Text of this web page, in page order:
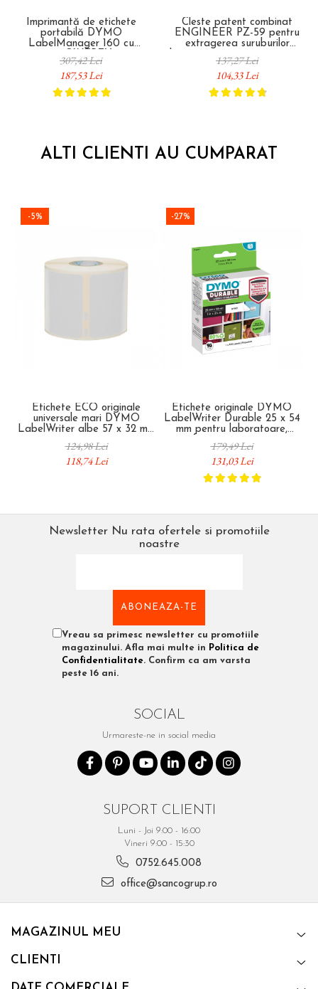
Imprimantă de etichete
portabilă DYMO
LabelManager 160 cu
tastatură QWERTY pentru
organizare și identificare acasă
și la birou 2174612
307,42 Lei
187,53 Lei
Cleste patent combinat
ENGINEER PZ-59 pentru
extragerea suruburilor
deteriorate si gripate 200 mm
Fabricat in Japonia
137,27 Lei
104,33 Lei
ALTI CLIENTI AU CUMPARAT
-5%
Etichete ECO originale
universale mari DYMO
LabelWriter albe 57 x 32 mm
identificare S0722540
124,98 Lei
118,74 Lei
-27%
Etichete originale DYMO
LabelWriter Durable 25 x 54
mm pentru laboratoare,
identificare industriala
2112283
179,49 Lei
131,03 Lei
Newsletter Nu rata ofertele si promotiile
noastre
Vreau sa primesc newsletter cu promotiile
magazinului. Afla mai multe in Politica de
Confidentialitate. Confirm ca am varsta
peste 16 ani.
SOCIAL
Urmareste-ne in social media
SUPORT CLIENTI
Luni - Joi 9:00 - 16:00
Vineri 9:00 - 15:30
0752.645.008
office@sancogrup.ro
MAGAZINUL MEU
CLIENTI